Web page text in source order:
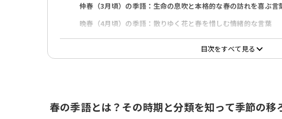
仲春（3月頃）の季語：生命の息吹と本格的な春の訪れを喜ぶ言
晩春（4月頃）の季語：散りゆく花と春を惜しむ情緒的な言葉
【テーマ別】表現の幅を広げる春の季語：美しい・かっこいい・簡
小学生にもわかりやすい春の季語：親子で楽しむ俳句や宿題に
目次をすべて見る
春の季語とは？その時期と分類を知って季節の移